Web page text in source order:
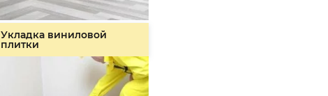
Укладка виниловой
плитки